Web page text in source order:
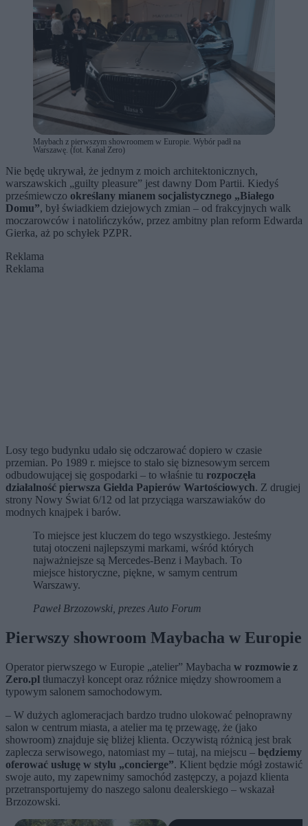
Maybach z pierwszym showroomem w Europie. Wybór padł na
Warszawę. (fot. Kanał Zero)
Nie będę ukrywał, że jednym z moich architektonicznych,
warszawskich „guilty pleasure” jest dawny Dom Partii. Kiedyś
prześmiewczo określany mianem socjalistycznego „Białego
Domu”, był świadkiem dziejowych zmian – od frakcyjnych walk
moczarowców i natolińczyków, przez ambitny plan reform Edwarda
Gierka, aż po schyłek PZPR.
Reklama
Reklama
Losy tego budynku udało się odczarować dopiero w czasie
przemian. Po 1989 r. miejsce to stało się biznesowym sercem
odbudowującej się gospodarki – to właśnie tu rozpoczęła
działalność pierwsza Giełda Papierów Wartościowych. Z drugiej
strony Nowy Świat 6/12 od lat przyciąga warszawiaków do
modnych knajpek i barów.
To miejsce jest kluczem do tego wszystkiego. Jesteśmy
tutaj otoczeni najlepszymi markami, wśród których
najważniejsze są Mercedes-Benz i Maybach. To
miejsce historyczne, piękne, w samym centrum
Warszawy.
Paweł Brzozowski, prezes Auto Forum
Pierwszy showroom Maybacha w Europie
Operator pierwszego w Europie „atelier” Maybacha w rozmowie z
Zero.pl tłumaczył koncept oraz różnice między showroomem a
typowym salonem samochodowym.
– W dużych aglomeracjach bardzo trudno ulokować pełnoprawny
salon w centrum miasta, a atelier ma tę przewagę, że (jako
showroom) znajduje się bliżej klienta. Oczywistą różnicą jest brak
zaplecza serwisowego, natomiast my – tutaj, na miejscu – będziemy
oferować usługę w stylu „concierge”. Klient będzie mógł zostawić
swoje auto, my zapewnimy samochód zastępczy, a pojazd klienta
przetransportujemy do naszego salonu dealerskiego – wskazał
Brzozowski.